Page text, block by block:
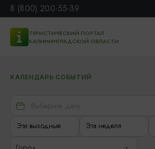
8 (800) 200-55-39
ТУРИСТИЧЕСКИЙ ПОРТАЛ
КАЛИНИНГРАДСКОЙ ОБЛАСТИ
КАЛЕНДАРЬ СОБЫТИЙ
Эти выходные Эта неделя